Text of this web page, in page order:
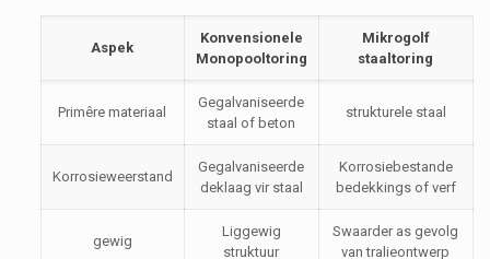
Aspek
Konvensionele
Monopooltoring
Mikrogolf
staaltoring
Primêre materiaal
Gegalvaniseerde
staal of beton
strukturele staal
Korrosieweerstand
Gegalvaniseerde
deklaag vir staal
Korrosiebestande
bedekkings of verf
gewig
Liggewig
struktuur
Swaarder as gevolg
van tralieontwerp